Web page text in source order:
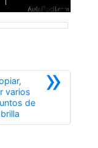
»
varios
de